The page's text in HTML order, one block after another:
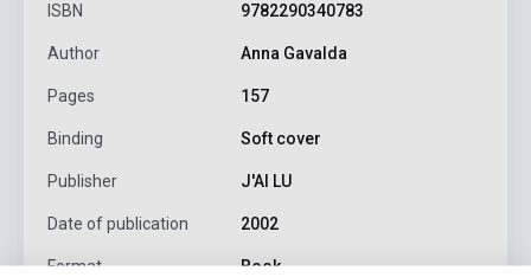
ISBN 9782290340783
Author Anna Gavalda
Pages 157
Binding Soft cover
Publisher J'AI LU
Date of publication 2002
Format Book